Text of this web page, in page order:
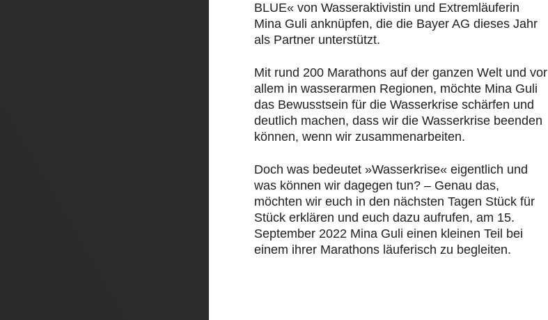
BLUE« von Wasseraktivistin und Extremläuferin
Mina Guli anknüpfen, die die Bayer AG dieses Jahr
als Partner unterstützt.
Mit rund 200 Marathons auf der ganzen Welt und vor
allem in wasserarmen Regionen, möchte Mina Guli
das Bewusstsein für die Wasserkrise schärfen und
deutlich machen, dass wir die Wasserkrise beenden
können, wenn wir zusammenarbeiten.
Doch was bedeutet »Wasserkrise« eigentlich und
was können wir dagegen tun? – Genau das,
möchten wir euch in den nächsten Tagen Stück für
Stück erklären und euch dazu aufrufen, am 15.
September 2022 Mina Guli einen kleinen Teil bei
einem ihrer Marathons läuferisch zu begleiten.